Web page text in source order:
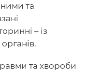
та
– із
та хвороби